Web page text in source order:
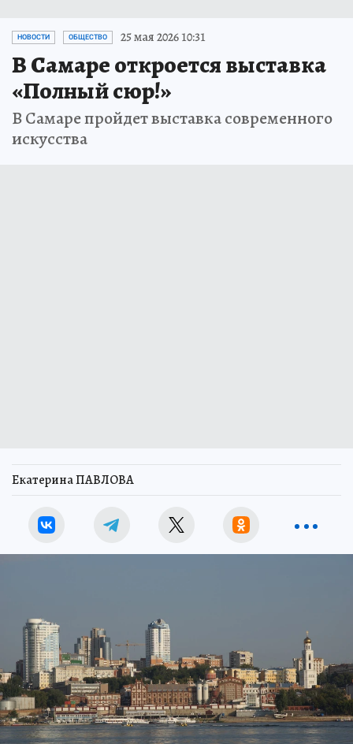
НОВОСТИ ОБЩЕСТВО 25 мая 2026 10:31
В Самаре откроется выставка
«Полный сюр!»
В Самаре пройдет выставка современного
искусства
Екатерина ПАВЛОВА